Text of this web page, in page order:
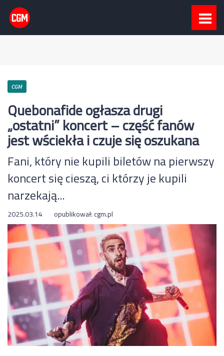
CGM
Quebonafide ogłasza drugi
„ostatni” koncert – część fanów
jest wściekła i czuje się oszukana
Fani, który nie kupili biletów na pierwszy
koncert się cieszą, ci którzy je kupili
narzekają...
2025.03.14 opublikował:cgm.pl